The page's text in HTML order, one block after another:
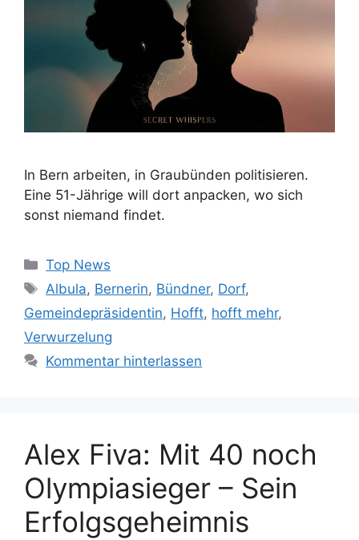
In Bern arbeiten, in Graubünden politisieren.
Eine 51-Jährige will dort anpacken, wo sich
sonst niemand findet.
Kategorien
Top News
Schlagwörter
Albula, Bernerin, Bündner, Dorf,
Gemeindepräsidentin, Hofft, hofft mehr,
Verwurzelung
Kommentar hinterlassen
Alex Fiva: Mit 40 noch
Olympiasieger – Sein
Erfolgsgeheimnis